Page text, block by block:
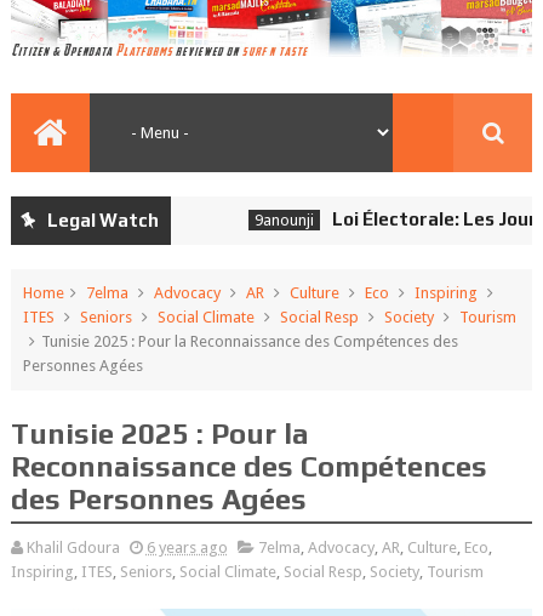
Legal Watch 9anounji Loi Électorale: Les
Home 7elma Advocacy AR Culture Eco
Inspiring
ITES
Seniors Social Climate Social Resp Society
Tourism
Tunisie 2025 : Pour la Reconnaissance des Compétences des
Personnes Agées
Tunisie 2025 : Pour la
Reconnaissance des Compétences
des Personnes Agées
Khalil Gdoura 6 years ago 7elma, Advocacy, AR, Culture, Eco,
Inspiring, ITES, Seniors, Social Climate, Social Resp, Society, Tourism